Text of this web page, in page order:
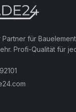
für
Profi-Qualität für